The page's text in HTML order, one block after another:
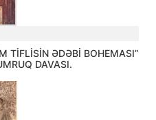
TİFLİSİN ƏDƏBİ BOHEMASI”
DAVASI.